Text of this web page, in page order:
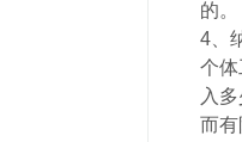
的。
4、
个
入
而